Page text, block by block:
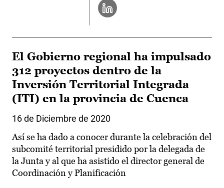
El Gobierno regional ha impulsado
312 proyectos dentro de la
Inversión Territorial Integrada
(ITI) en la provincia de Cuenca
16 de Diciembre de 2020
Así se ha dado a conocer durante la celebración del
subcomité territorial presidido por la delegada de
la Junta y al que ha asistido el director general de
Coordinación y Planificación